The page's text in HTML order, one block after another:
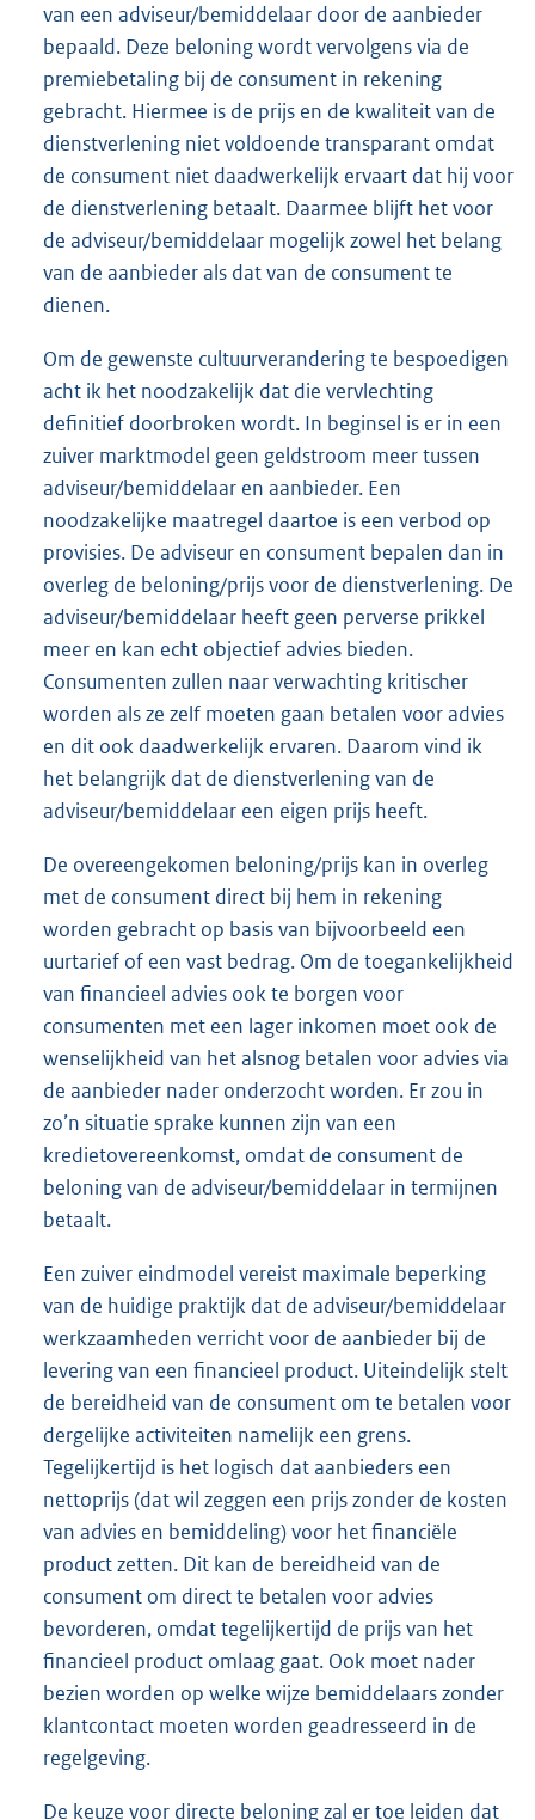
van een adviseur/bemiddelaar door de aanbieder
bepaald. Deze beloning wordt vervolgens via de
premiebetaling bij de consument in rekening
gebracht. Hiermee is de prijs en de kwaliteit van de
dienstverlening niet voldoende transparant omdat
de consument niet daadwerkelijk ervaart dat hij voor
de dienstverlening betaalt. Daarmee blijft het voor
de adviseur/bemiddelaar mogelijk zowel het belang
van de aanbieder als dat van de consument te
dienen.
Om de gewenste cultuurverandering te bespoedigen
acht ik het noodzakelijk dat die vervlechting
definitief doorbroken wordt. In beginsel is er in een
zuiver marktmodel geen geldstroom meer tussen
adviseur/bemiddelaar en aanbieder. Een
noodzakelijke maatregel daartoe is een verbod op
provisies. De adviseur en consument bepalen dan in
overleg de beloning/prijs voor de dienstverlening. De
adviseur/bemiddelaar heeft geen perverse prikkel
meer en kan echt objectief advies bieden.
Consumenten zullen naar verwachting kritischer
worden als ze zelf moeten gaan betalen voor advies
en dit ook daadwerkelijk ervaren. Daarom vind ik
het belangrijk dat de dienstverlening van de
adviseur/bemiddelaar een eigen prijs heeft.
De overeengekomen beloning/prijs kan in overleg
met de consument direct bij hem in rekening
worden gebracht op basis van bijvoorbeeld een
uurtarief of een vast bedrag. Om de toegankelijkheid
van financieel advies ook te borgen voor
consumenten met een lager inkomen moet ook de
wenselijkheid van het alsnog betalen voor advies via
de aanbieder nader onderzocht worden. Er zou in
zo’n situatie sprake kunnen zijn van een
kredietovereenkomst, omdat de consument de
beloning van de adviseur/bemiddelaar in termijnen
betaalt.
Een zuiver eindmodel vereist maximale beperking
van de huidige praktijk dat de adviseur/bemiddelaar
werkzaamheden verricht voor de aanbieder bij de
levering van een financieel product. Uiteindelijk stelt
de bereidheid van de consument om te betalen voor
dergelijke activiteiten namelijk een grens.
Tegelijkertijd is het logisch dat aanbieders een
nettoprijs (dat wil zeggen een prijs zonder de kosten
van advies en bemiddeling) voor het financiële
product zetten. Dit kan de bereidheid van de
consument om direct te betalen voor advies
bevorderen, omdat tegelijkertijd de prijs van het
financieel product omlaag gaat. Ook moet nader
bezien worden op welke wijze bemiddelaars zonder
klantcontact moeten worden geadresseerd in de
regelgeving.
De keuze voor directe beloning zal er toe leiden dat